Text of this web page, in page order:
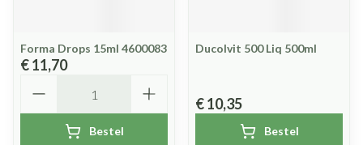
Forma Drops 15ml 4600083
€ 11,70
Bestel
Ducolvit 500 Liq 500ml
€ 10,35
Bestel